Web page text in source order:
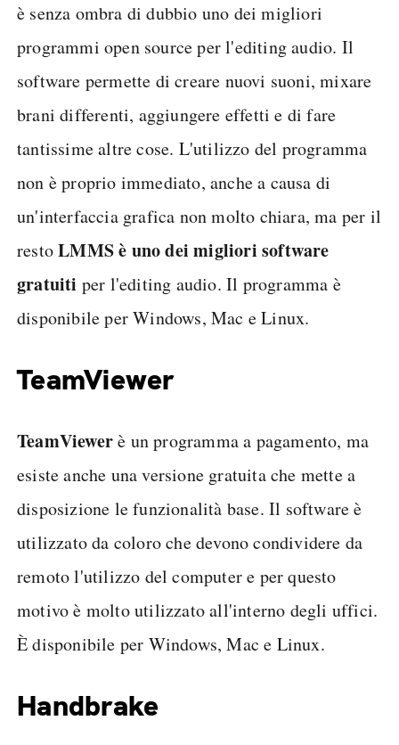
è senza ombra di dubbio uno dei migliori
programmi open source per l'editing audio. Il
software permette di creare nuovi suoni, mixare
brani differenti, aggiungere effetti e di fare
tantissime altre cose. L'utilizzo del programma
non è proprio immediato, anche a causa di
un'interfaccia grafica non molto chiara, ma per il
restoLMMS è uno dei migliori software
gratuiti per l'editing audio. Il programma è
disponibile per Windows, Mac e Linux.
TeamViewer
TeamViewerè un programma a pagamento, ma
esiste anche una versione gratuita che mette a
disposizione le funzionalità base. Il software è
utilizzato da coloro che devono condividere da
remoto l'utilizzo del computer e per questo
motivo è molto utilizzato all'interno degli uffici.
È disponibile per Windows, Mac e Linux.
Handbrake